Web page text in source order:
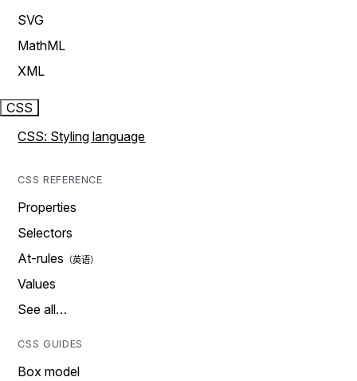
SVG
MathML
XML
CSS
CSS: Styling language
CSS REFERENCE
Properties
Selectors
At-rules
Values
See all…
CSS GUIDES
Box model